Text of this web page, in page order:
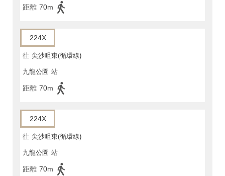
距離 70m
224X
往 尖沙咀東(循環線)
九龍公園 站
距離 70m
224X
往 尖沙咀東(循環線)
九龍公園 站
距離 70m